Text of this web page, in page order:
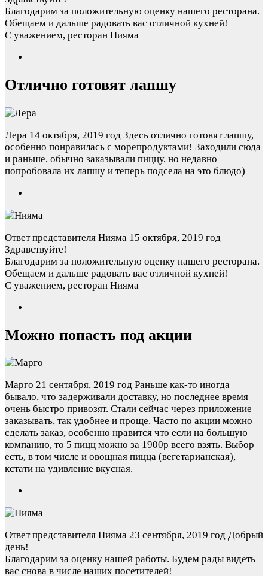
Благодарим за положительную оценку нашего ресторана.
Обещаем и дальше радовать вас отличной кухней!
С уважением, ресторан Нияма
Отлично готовят лапшу
Лера 14 октября, 2019 год Здесь отлично готовят лапшу,
особенно понравилась с морепродуктами! Заходили сюда
и раньше, обычно заказывали пиццу, но недавно
попробовала их лапшу и теперь подсела на это блюдо)
Ответ представителя Нияма 15 октября, 2019 год
Здравствуйте!
Благодарим за положительную оценку нашего ресторана.
Обещаем и дальше радовать вас отличной кухней!
С уважением, ресторан Нияма
Можно попасть под акции
Марго 21 сентября, 2019 год Раньше как-то иногда
бывало, что задерживали доставку, но последнее время
очень быстро привозят. Стали сейчас через приложение
заказывать, так удобнее и проще. Часто по акции можно
сделать заказ, особенно нравится что если на большую
компанию, то 5 пицц можно за 1900р всего взять. Выбор
есть, в том числе и овощная пицца (вегетарианская),
кстати на удивление вкусная.
Ответ представителя Нияма 23 сентября, 2019 год Добрый
день!
Благодарим за оценку нашей работы. Будем рады видеть
вас снова в числе наших посетителей!